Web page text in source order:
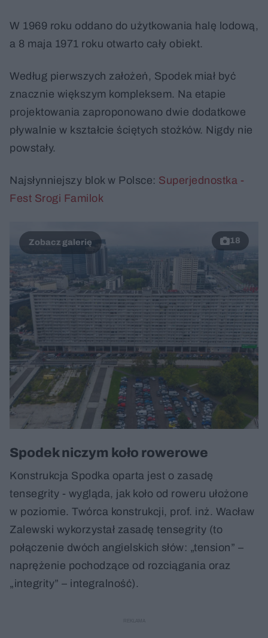
W 1969 roku oddano do użytkowania halę lodową,
a 8 maja 1971 roku otwarto cały obiekt.
Według pierwszych założeń, Spodek miał być
znacznie większym kompleksem. Na etapie
projektowania zaproponowano dwie dodatkowe
pływalnie w kształcie ściętych stożków. Nigdy nie
powstały.
Najsłynniejszy blok w Polsce: Superjednostka -
Fest Srogi Familok
18
Spodek niczym koło rowerowe
Konstrukcja Spodka oparta jest o zasadę
tensegrity - wygląda, jak koło od roweru ułożone
w poziomie. Twórca konstrukcji, prof. inż. Wacław
Zalewski wykorzystał zasadę tensegrity (to
połączenie dwóch angielskich słów: „tension” –
naprężenie pochodzące od rozciągania oraz
„integrity” – integralność).